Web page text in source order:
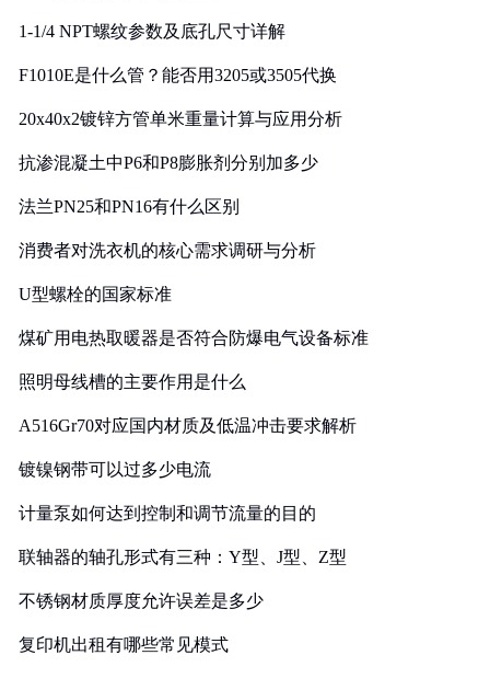
1-1/4 NPT螺纹参数及底孔尺寸详解
F1010E是什么管？能否用3205或3505代换
20x40x2镀锌方管单米重量计算与应用分析
抗渗混凝土中P6和P8膨胀剂分别加多少
法兰PN25和PN16有什么区别
消费者对洗衣机的核心需求调研与分析
U型螺栓的国家标准
煤矿用电热取暖器是否符合防爆电气设备标准
照明母线槽的主要作用是什么
A516Gr70对应国内材质及低温冲击要求解析
镀镍钢带可以过多少电流
计量泵如何达到控制和调节流量的目的
联轴器的轴孔形式有三种：Y型、J型、Z型
不锈钢材质厚度允许误差是多少
复印机出租有哪些常见模式